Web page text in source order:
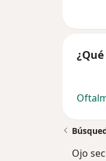
Ojo